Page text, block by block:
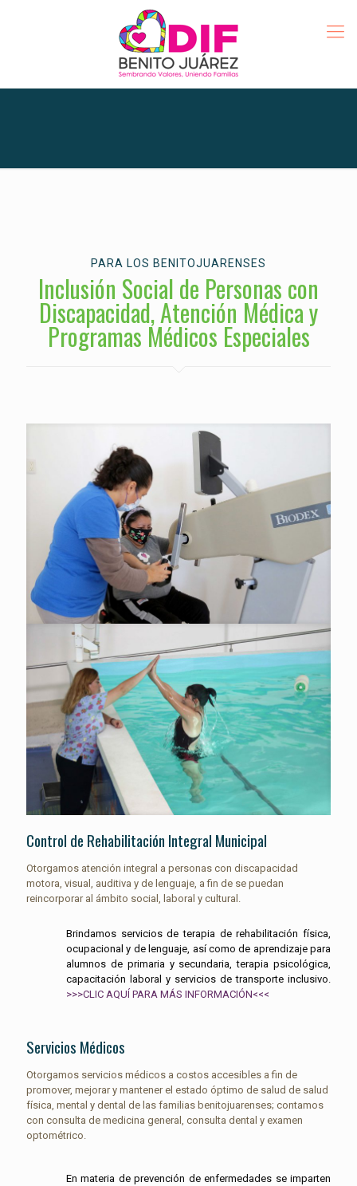
PARA LOS BENITOJUARENSES
Inclusión Social de Personas con
Discapacidad, Atención Médica y
Programas Médicos Especiales
Control de Rehabilitación Integral Municipal
Otorgamos atención integral a personas con discapacidad
motora, visual, auditiva y de lenguaje, a fin de se puedan
reincorporar al ámbito social, laboral y cultural.
Brindamos servicios de terapia de rehabilitación física,
ocupacional y de lenguaje, así como de aprendizaje para
alumnos de primaria y secundaria, terapia psicológica,
capacitación laboral y servicios de transporte inclusivo.
>>>CLIC AQUÍ PARA MÁS INFORMACIÓN<<<
Servicios Médicos
Otorgamos servicios médicos a costos accesibles a fin de
promover, mejorar y mantener el estado óptimo de salud de salud
física, mental y dental de las familias benitojuarenses; contamos
con consulta de medicina general, consulta dental y examen
optométrico.
En materia de prevención de enfermedades se imparten